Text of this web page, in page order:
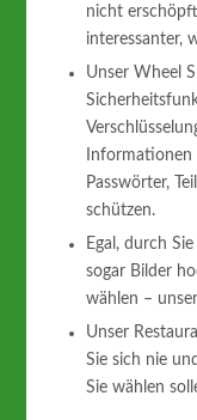
nicht
interessanter,
Unser Wheel
Passwörter,
schützen.
Egal, durch
sogar Bilder
wählen –
Unser
Sie sich nie
Sie wählen